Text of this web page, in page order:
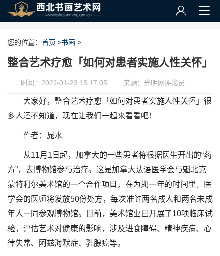
您的位置： 首页 >书画 >
整合艺术疗愈「如何对患者实施人性关怀」
时间：2023-01-23 15:17:05 来源：光明网评论员
大家好，整合艺术疗愈「如何对患者实施人性关怀」很
多人还不知道，现在让我们一起来看看吧！
作者：晁水
从11月1日起，加拿大的一些患者将根据医生开出的“药
方”，去博物馆参与治疗。这是加拿大法语医学会与魁北克
蒙特利尔美术馆的一个合作项目，在为期一年的时间里，医
学会的医师将发放50份处方，每次准许两名成人和两名未成
年人一同参观博物馆。目前，美术馆业已开展了10项临床试
验，评估艺术对健康的影响，涉及进食障碍、精神疾病、心
律失常、阿兹海默症、乳腺癌等。